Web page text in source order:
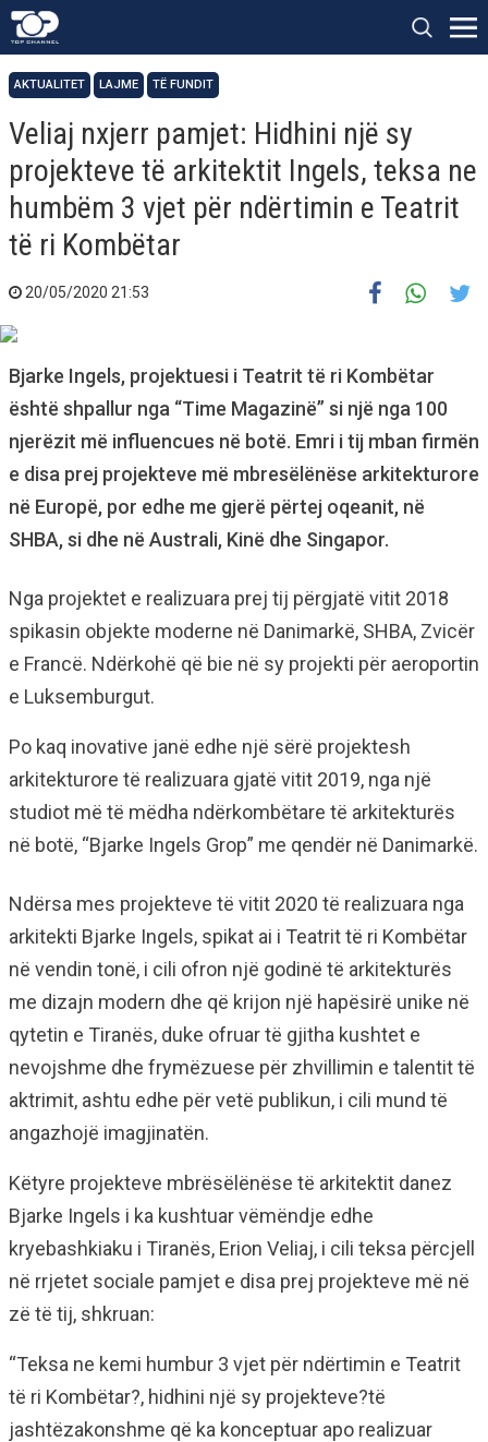
AKTUALITET LAJME TË FUNDIT
Veliaj nxjerr pamjet: Hidhini një sy
projekteve të arkitektit Ingels, teksa ne
humbëm 3 vjet për ndërtimin e Teatrit
të ri Kombëtar
20/05/2020 21:53
Bjarke Ingels, projektuesi i Teatrit të ri Kombëtar
është shpallur nga “Time Magazinë” si një nga 100
njerëzit më influencues në botë. Emri i tij mban firmën
e disa prej projekteve më mbresëlënëse arkitekturore
në Europë, por edhe me gjerë përtej oqeanit, në
SHBA, si dhe në Australi, Kinë dhe Singapor.
Nga projektet e realizuara prej tij përgjatë vitit 2018
spikasin objekte moderne në Danimarkë, SHBA, Zvicër
e Francë. Ndërkohë që bie në sy projekti për aeroportin
e Luksemburgut.
Po kaq inovative janë edhe një sërë projektesh
arkitekturore të realizuara gjatë vitit 2019, nga një
studiot më të mëdha ndërkombëtare të arkitekturës
në botë, “Bjarke Ingels Grop” me qendër në Danimarkë.
Ndërsa mes projekteve të vitit 2020 të realizuara nga
arkitekti Bjarke Ingels, spikat ai i Teatrit të ri Kombëtar
në vendin tonë, i cili ofron një godinë të arkitekturës
me dizajn modern dhe që krijon një hapësirë unike në
qytetin e Tiranës, duke ofruar të gjitha kushtet e
nevojshme dhe frymëzuese për zhvillimin e talentit të
aktrimit, ashtu edhe për vetë publikun, i cili mund të
angazhojë imagjinatën.
Këtyre projekteve mbrësëlënëse të arkitektit danez
Bjarke Ingels i ka kushtuar vëmëndje edhe
kryebashkiaku i Tiranës, Erion Veliaj, i cili teksa përcjell
në rrjetet sociale pamjet e disa prej projekteve më në
zë të tij, shkruan:
“Teksa ne kemi humbur 3 vjet për ndërtimin e Teatrit
të ri Kombëtar?, hidhini një sy projekteve?të
jashtëzakonshme që ka konceptuar apo realizuar